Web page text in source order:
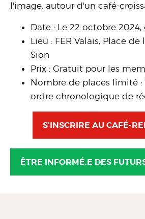
l'image, autour d'un café-
Date : Le 22 octobre
Lieu : FER Valais, Place de
Sion
Prix : Gratuit pour les
Nombre de places limité :
ordre chronologique de
S'INSCRIRE AU CAFÉ-